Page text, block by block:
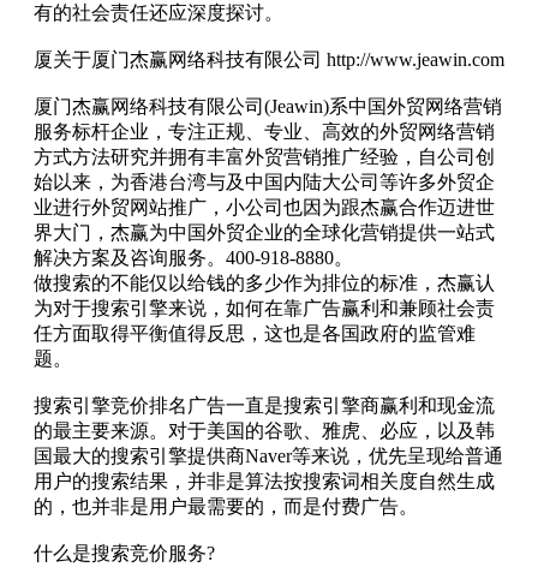
有的社会责任还应深度探讨。
厦关于厦门杰赢网络科技有限公司 http://www.jeawin.com
厦门杰赢网络科技有限公司(Jeawin)系中国外贸网络营销
服务标杆企业，专注正规、专业、高效的外贸网络营销
方式方法研究并拥有丰富外贸营销推广经验，自公司创
始以来，为香港台湾与及中国内陆大公司等许多外贸企
业进行外贸网站推广，小公司也因为跟杰赢合作迈进世
界大门，杰赢为中国外贸企业的全球化营销提供一站式
解决方案及咨询服务。400-918-8880。
做搜索的不能仅以给钱的多少作为排位的标准，杰赢认
为对于搜索引擎来说，如何在靠广告赢利和兼顾社会责
任方面取得平衡值得反思，这也是各国政府的监管难
题。
搜索引擎竞价排名广告一直是搜索引擎商赢利和现金流
的最主要来源。对于美国的谷歌、雅虎、必应，以及韩
国最大的搜索引擎提供商Naver等来说，优先呈现给普通
用户的搜索结果，并非是算法按搜索词相关度自然生成
的，也并非是用户最需要的，而是付费广告。
什么是搜索竞价服务?